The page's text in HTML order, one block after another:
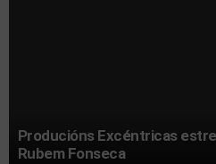
Producións Excéntricas
Rubem Fonseca